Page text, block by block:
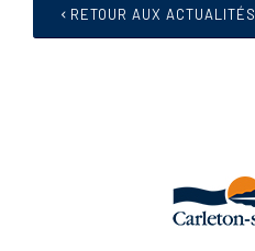
RETOUR AUX ACTUALITÉS